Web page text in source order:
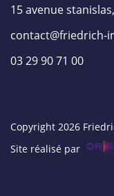
15 avenue
contact@friedrich-
03 29 90 71 00
Copyright 2026
Site réalisé par